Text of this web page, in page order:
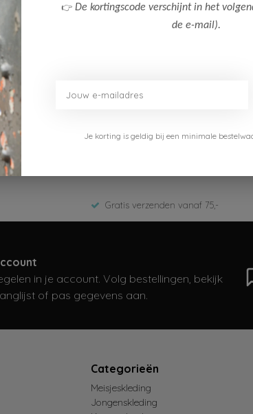
Cars Jeans
5428483-Sand
ED-Zomer 2026
Gratis verzenden vanaf 75,-
in je account. Volg bestellingen, bekijk
of pas gegevens aan.
Categorieën
Meisjeskleding
Jongenskleding
👉 De kortingscode verschijnt in het
de e-mail).
Je korting is geldig bij een minimale